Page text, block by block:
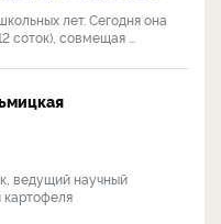
лет. Сегодня она
соток), совмещая ...
ведущий научный
картофеля